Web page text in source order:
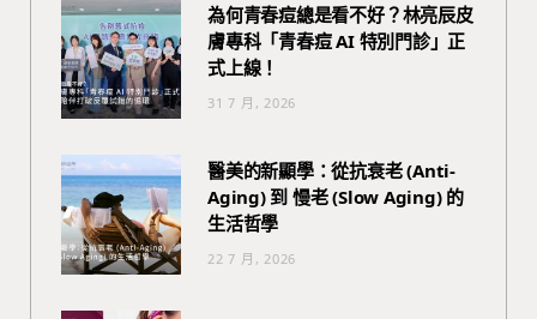
為何青春痘總是看不好？林亮辰皮
膚專科「青春痘 AI 特別門診」正
式上線！
31 7 月, 2026
醫美的新顯學：從抗衰老 (Anti-
Aging) 到 慢老 (Slow Aging) 的
生活哲學
22 7 月, 2026